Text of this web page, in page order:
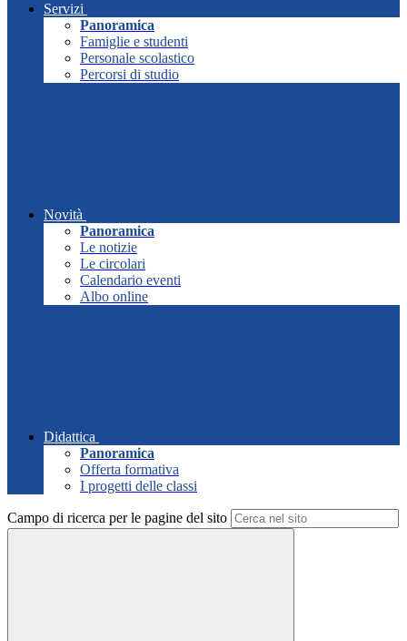
Servizi
Panoramica
Famiglie e studenti
Personale scolastico
Percorsi di studio
Novità
Panoramica
Le notizie
Le circolari
Calendario eventi
Albo online
Didattica
Panoramica
Offerta formativa
I progetti delle classi
Campo di ricerca per le pagine del sito